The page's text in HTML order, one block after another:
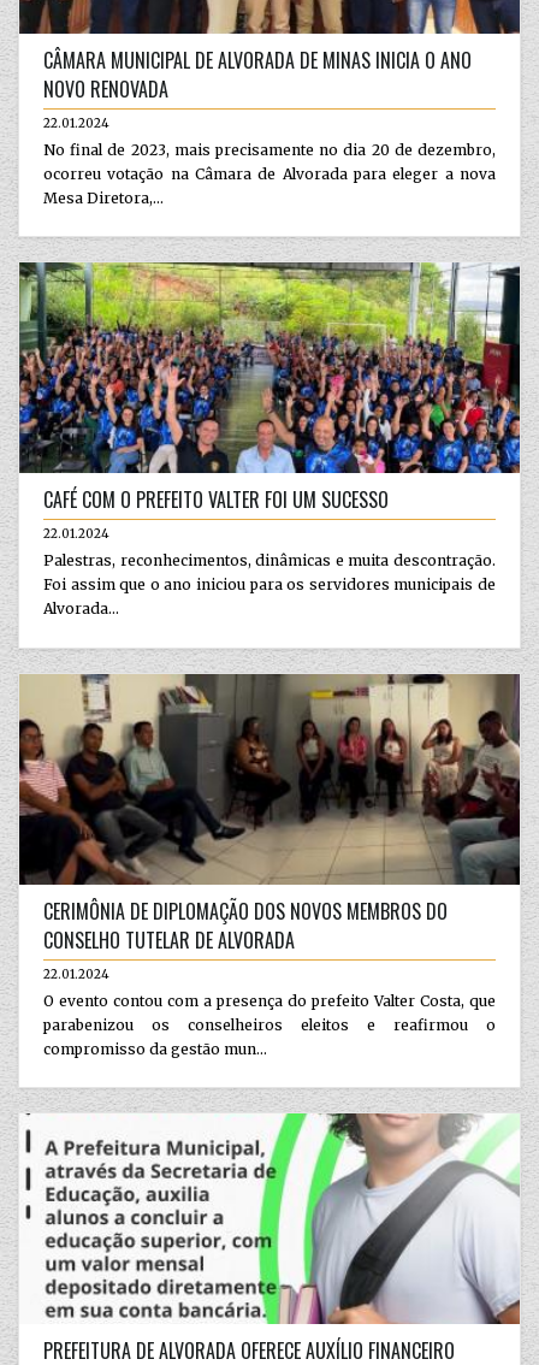
CÂMARA MUNICIPAL DE ALVORADA DE MINAS INICIA O ANO
NOVO RENOVADA
22.01.2024
No final de 2023, mais precisamente no dia 20 de dezembro,
ocorreu votação na Câmara de Alvorada para eleger a nova
Mesa Diretora,...
CAFÉ COM O PREFEITO VALTER FOI UM SUCESSO
22.01.2024
Palestras, reconhecimentos, dinâmicas e muita descontração.
Foi assim que o ano iniciou para os servidores municipais de
Alvorada...
CERIMÔNIA DE DIPLOMAÇÃO DOS NOVOS MEMBROS DO
CONSELHO TUTELAR DE ALVORADA
22.01.2024
O evento contou com a presença do prefeito Valter Costa, que
parabenizou os conselheiros eleitos e reafirmou o
compromisso da gestão mun...
PREFEITURA DE ALVORADA OFERECE AUXÍLIO FINANCEIRO